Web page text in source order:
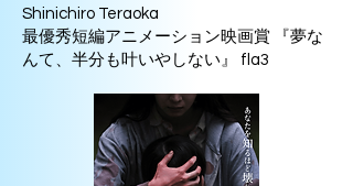
Shinichiro Teraoka
最優秀短編アニメーション映画賞 『夢な
んて、半分も叶いやしない』 fla3